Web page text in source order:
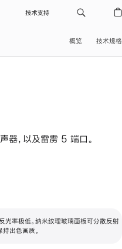
技术支持
概览 技术规格
，以及雷雳 5 端口。
光率极低。纳米纹理玻璃面板可分散反射
出色画质。